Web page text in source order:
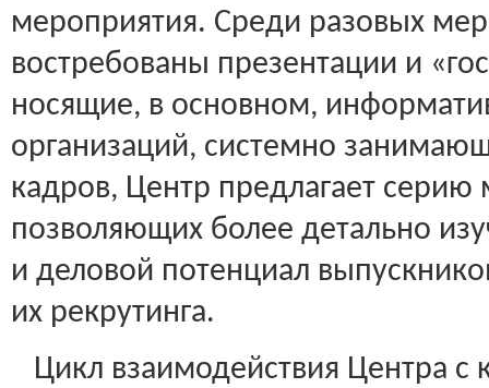
мероприятия. Среди разовых
востребованы презентации и
носящие, в основном,
организаций, системно
кадров, Центр предлагает серию
позволяющих более детально
и деловой потенциал
их рекрутинга.
Цикл взаимодействия Центра с